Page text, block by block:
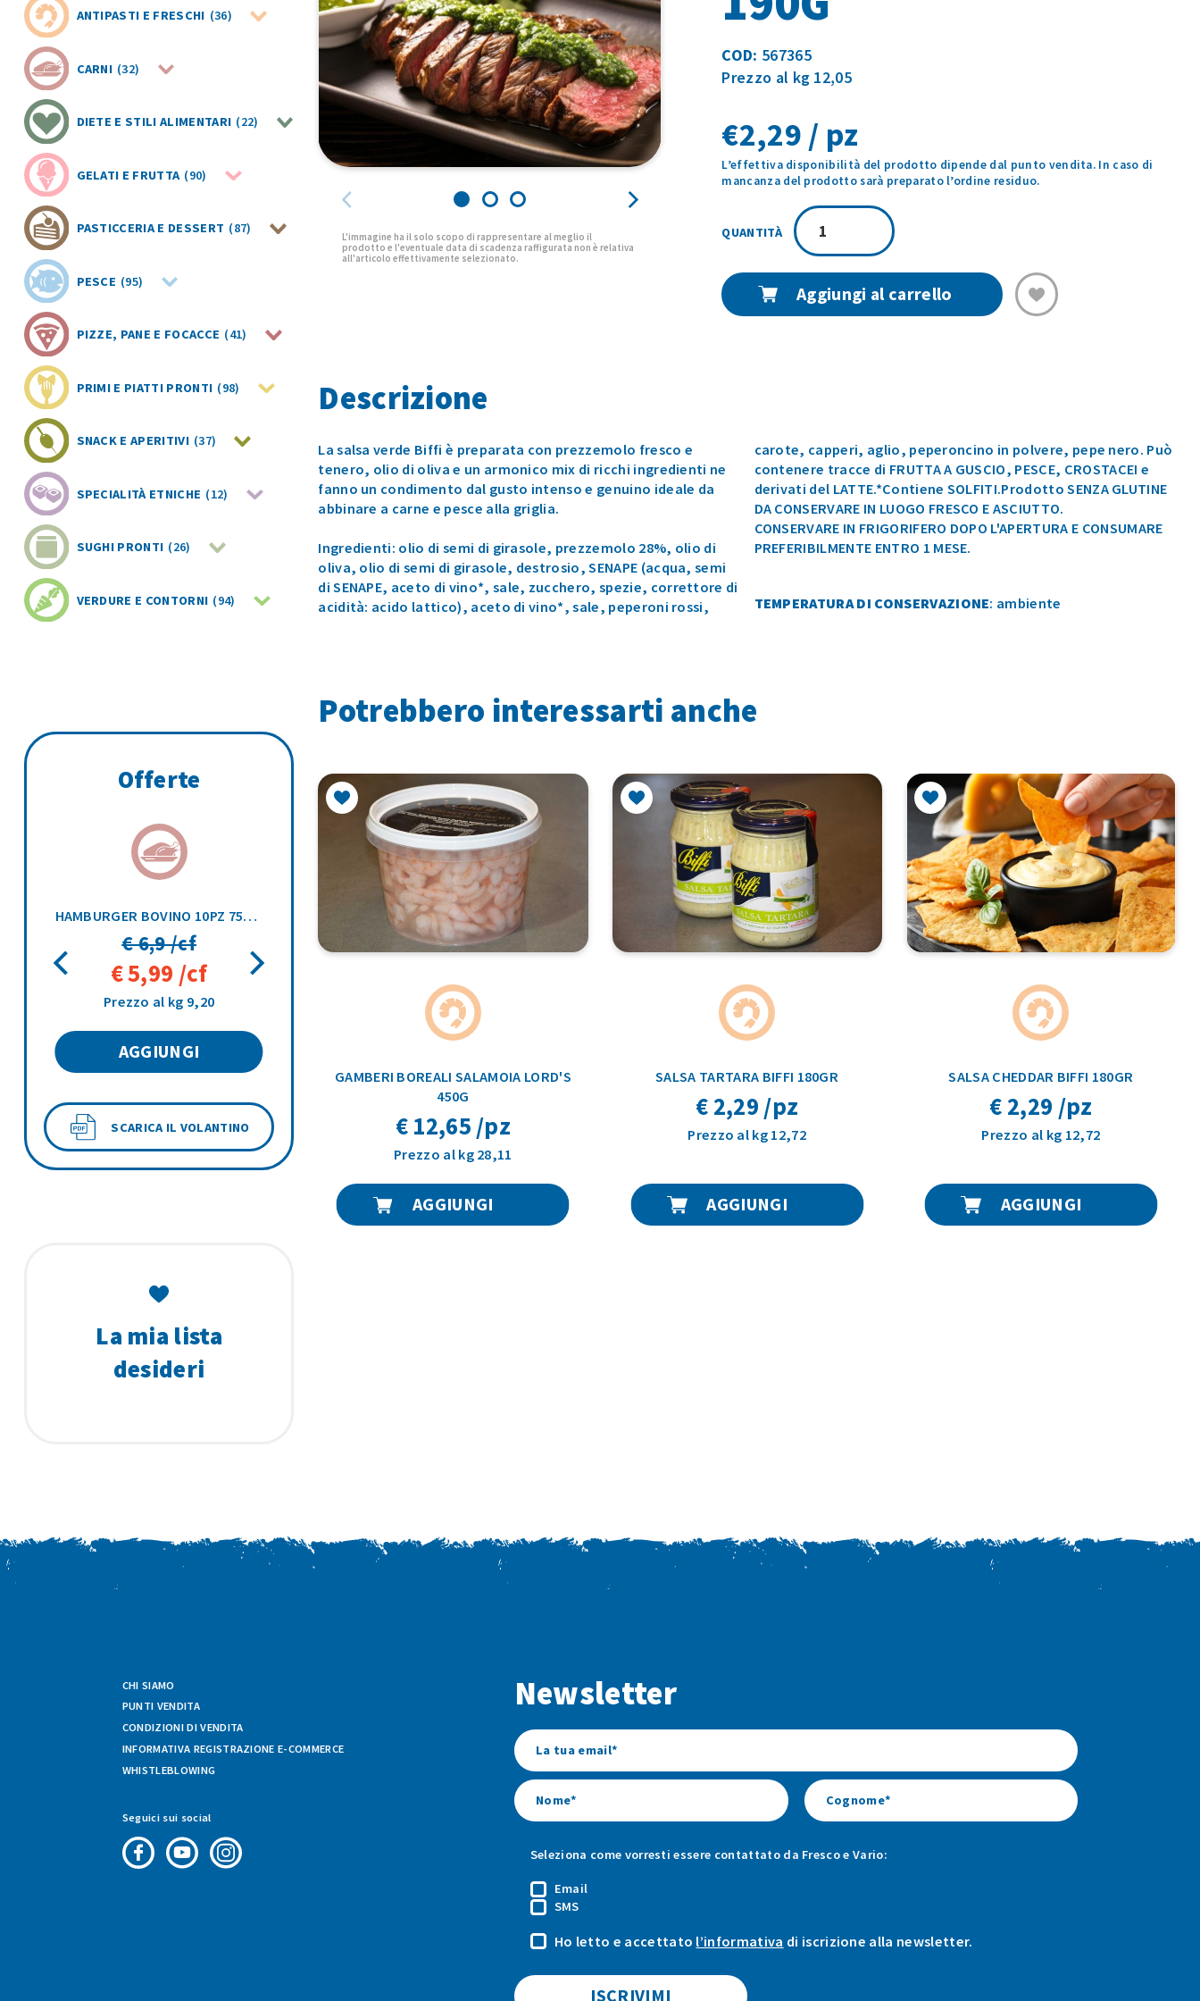
ANTIPASTI E FRESCHI (36)
CARNI (32)
DIETE E STILI ALIMENTARI (22)
GELATI E FRUTTA (90)
PASTICCERIA E DESSERT (87)
PESCE (95)
PIZZE, PANE E FOCACCE (41)
PRIMI E PIATTI PRONTI (98)
SNACK E APERITIVI (37)
SPECIALITÀ ETNICHE (12)
SUGHI PRONTI (26)
VERDURE E CONTORNI (94)
Offerte
HAMBURGER BOVINO 10PZ 750GR
€ 6,9 /cf
€ 5,99 /cf
Prezzo al kg 9,20
AGGIUNGI
SCARICA IL VOLANTINO
La mia lista
desideri
COD: 567365
Prezzo al kg 12,05
€2,29 / pz
L’effettiva disponibilità del prodotto dipende dal punto vendita. In caso di
mancanza del prodotto sarà preparato l’ordine residuo.
SALSA
VERDE
BIFFI
quantità
Aggiungi al carrello
Descrizione
La salsa verde Biffi è preparata con prezzemolo fresco e
tenero, olio di oliva e un armonico mix di ricchi ingredienti ne
fanno un condimento dal gusto intenso e genuino ideale da
abbinare a carne e pesce alla griglia.
Ingredienti: olio di semi di girasole, prezzemolo 28%, olio di
oliva, olio di semi di girasole, destrosio, SENAPE (acqua, semi
di SENAPE, aceto di vino*, sale, zucchero, spezie, correttore di
acidità: acido lattico), aceto di vino*, sale, peperoni rossi,
carote, capperi, aglio, peperoncino in polvere, pepe nero. Può
contenere tracce di FRUTTA A GUSCIO, PESCE, CROSTACEI e
derivati del LATTE.*Contiene SOLFITI.Prodotto SENZA GLUTINE
DA CONSERVARE IN LUOGO FRESCO E ASCIUTTO.
CONSERVARE IN FRIGORIFERO DOPO L'APERTURA E CONSUMARE
PREFERIBILMENTE ENTRO 1 MESE.
TEMPERATURA DI CONSERVAZIONE: ambiente
Potrebbero interessarti anche
GAMBERI BOREALI SALAMOIA LORD'S
450G
€ 12,65 /pz
Prezzo al kg 28,11
AGGIUNGI
SALSA TARTARA BIFFI 180GR
€ 2,29 /pz
Prezzo al kg 12,72
AGGIUNGI
SALSA CHEDDAR BIFFI 180GR
€ 2,29 /pz
Prezzo al kg 12,72
AGGIUNGI
CHI SIAMO
PUNTI VENDITA
CONDIZIONI DI VENDITA
INFORMATIVA REGISTRAZIONE E-COMMERCE
WHISTLEBLOWING
Seguici sui social
Newsletter
Seleziona come vorresti essere contattato da Fresco e Vario:
Email
SMS
Ho letto e accettato l’informativa di iscrizione alla newsletter.